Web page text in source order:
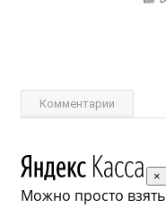
Комментарии
×
Можно просто